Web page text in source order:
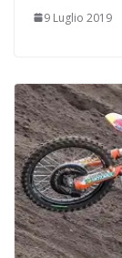
9 Luglio 2019